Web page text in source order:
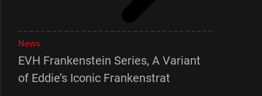
News
EVH Frankenstein Series, A Variant
of Eddie’s Iconic Frankenstrat